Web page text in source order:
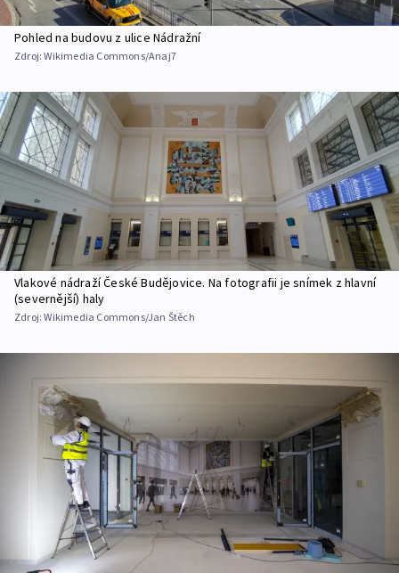
Pohled na budovu z ulice Nádražní
Zdroj:Wikimedia Commons/Anaj7
Vlakové nádraží České Budějovice. Na fotografii je snímek z hlavní
(severnější) haly
Zdroj:Wikimedia Commons/Jan Štěch